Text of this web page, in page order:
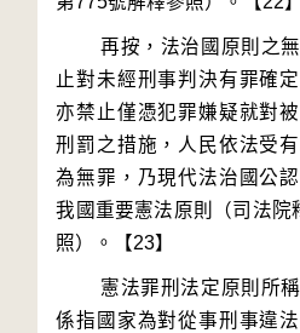
        再按，法治國原則之無罪推定原則，乃禁
止對未經刑事判決有罪確
亦禁止僅憑犯罪嫌疑就對
刑罰之措施，人民依法受
為無罪，乃現代法治國公
我國重要憲法原則（司法院
係指國家為對從事刑事違